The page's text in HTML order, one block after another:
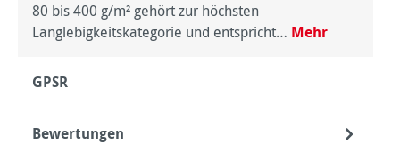
80 bis 400 g/m² gehört zur höchsten
Langlebigkeitskategorie und entspricht… Mehr
GPSR
Bewertungen